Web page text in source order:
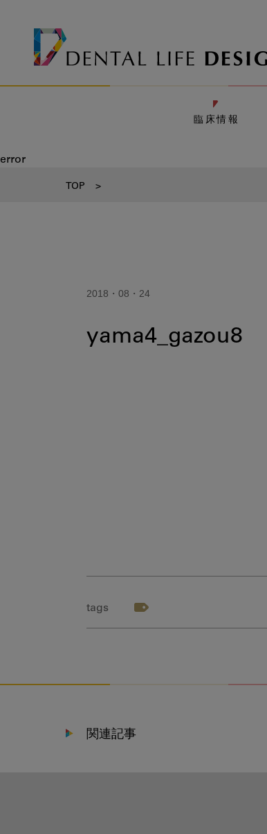
臨床情報
error
TOP >
2018・08・24
yama4_gazou8
tags
関連記事